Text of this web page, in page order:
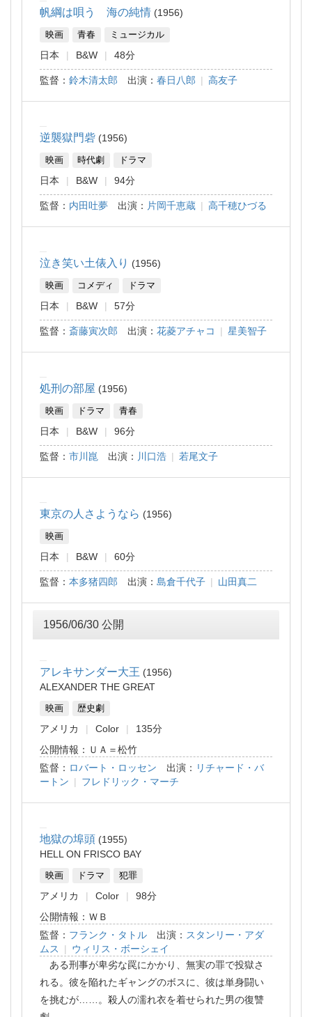
帆綱は唄う 海の純情 1956
映画 青春 ミュージカル
日本 B&W 48分
監督： 鈴木清太郎 出演： 春日八郎 | 高友子
逆襲獄門砦 1956
映画 時代劇 ドラマ
日本 B&W 94分
監督： 内田吐夢 出演： 片岡千恵蔵 | 高千穂ひづる
泣き笑い土俵入り 1956
映画 コメディ ドラマ
日本 B&W 57分
監督： 斎藤寅次郎 出演： 花菱アチャコ | 星美智子
処刑の部屋 1956
映画 ドラマ 青春
日本 B&W 96分
監督： 市川崑 出演： 川口浩 | 若尾文子
東京の人さようなら 1956
映画
日本 B&W 60分
監督： 本多猪四郎 出演： 島倉千代子 | 山田真二
1956/06/30 公開
アレキサンダー大王
1956
ALEXANDER THE GREAT
映画 歴史劇
アメリカ Color
135分
公開情報：ＵＡ＝松竹
監督： ロバート・ロッセン 出演： リチャード・バ
ートン | フレドリック・マーチ
地獄の埠頭
1955
HELL ON FRISCO BAY
映画 ドラマ 犯罪
アメリカ Color
98分
公開情報：ＷＢ
監督： フランク・タトル 出演： スタンリー・アダ
ムス
| ウィリス・ボーシェイ
ある刑事が卑劣な罠にかかり、無実の罪で投獄さ
れる。彼を陥れたギャングのボスに、彼は単身闘い
を挑むが……。殺人の濡れ衣を着せられた男の復讐